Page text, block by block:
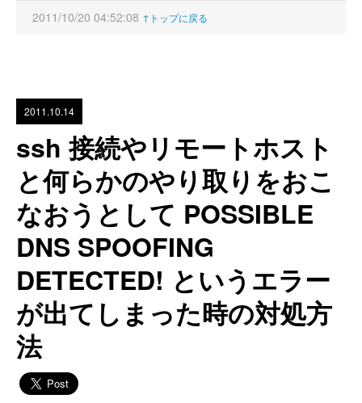
2011/10/20 04:52:08 ↑トップに戻る
2011.10.14
ssh 接続やリモートホスト
と何らかのやり取りをおこ
なおうとして POSSIBLE
DNS SPOOFING
DETECTED! というエラー
が出てしまった時の対処方
法